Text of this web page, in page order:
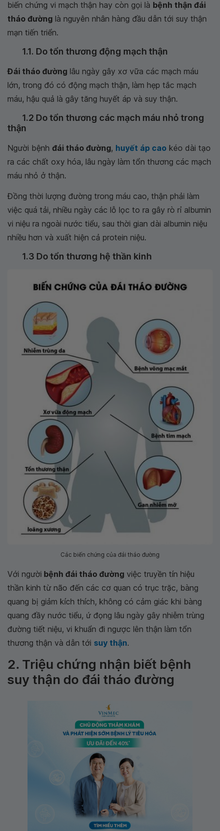
biến chứng vi mạch thận hay còn gọi là bệnh thận đái
tháo đường là nguyên nhân hàng đầu dẫn tới suy thận
mạn tiến triển.
1.1. Do tổn thương động mạch thận
Đái tháo đường lâu ngày gây xơ vữa các mạch máu
lớn, trong đó có động mạch thận, làm hẹp tắc mạch
máu, hậu quả là gây tăng huyết áp và suy thận.
1.2 Do tổn thương các mạch máu nhỏ trong
thận
Người bệnh đái tháo đường, huyết áp cao kéo dài tạo
ra các chất oxy hóa, lâu ngày làm tổn thương các mạch
máu nhỏ ở thận.
Đồng thời lượng đường trong máu cao, thận phải làm
việc quá tải, nhiều ngày các lỗ lọc to ra gây rò rỉ albumin
vi niệu ra ngoài nước tiểu, sau thời gian dài albumin niệu
nhiều hơn và xuất hiện cả protein niệu.
1.3 Do tổn thương hệ thần kinh
Các biến chứng của đái tháo đường
Với người bệnh đái tháo đường việc truyền tín hiệu
thần kinh từ não đến các cơ quan có trục trặc, bàng
quang bị giảm kích thích, không có cảm giác khi bàng
quang đầy nước tiểu, ứ đọng lâu ngày gây nhiễm trùng
đường tiết niệu, vi khuẩn đi ngược lên thận làm tổn
thương thận và dẫn tới suy thận.
2. Triệu chứng nhận biết bệnh
suy thận do đái tháo đường